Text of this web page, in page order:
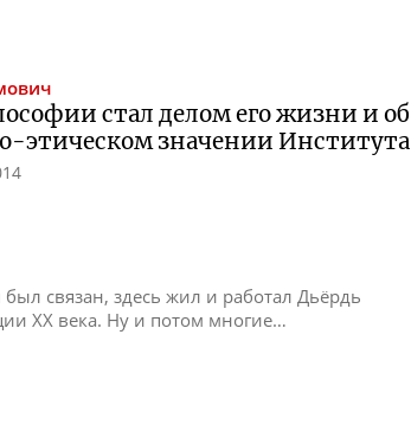
стал делом его жизни и об
этическом значении Института
связан, здесь жил и работал Дьёрдь
XX века. Ну и потом многие…